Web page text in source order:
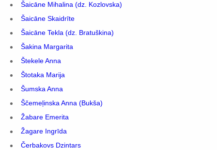
Šaicāne Mihalina (dz. Kozlovska)
Šaicāne Skaidrīte
Šaicāne Tekla (dz. Bratuškina)
Šakina Margarita
Štekele Anna
Štotaka Marija
Šumska Anna
Ščemeļinska Anna (Bukša)
Žabare Emerita
Žagare Ingrīda
Čerbakovs Dzintars